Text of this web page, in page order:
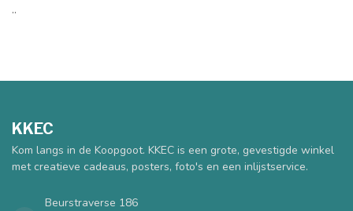
..
KKEC
Kom langs in de Koopgoot. KKEC is een grote, gevestigde winkel
met creatieve cadeaus, posters, foto's en een inlijstservice.
Beurstraverse 186